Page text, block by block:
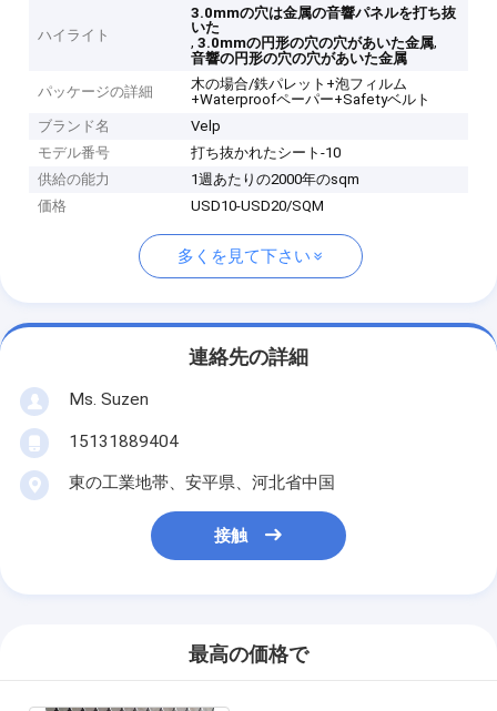
ハイライト
3.0mmの穴は金属の音響パネルを打ち抜
いた
,3.0mmの円形の穴の穴があいた金属,
音響の円形の穴の穴があいた金属
パッケージの詳細
木の場合/鉄パレット+泡フィルム
+Waterproofペーパー+Safetyベルト
ブランド名
Velp
モデル番号
打ち抜かれたシート-10
供給の能力
1週あたりの2000年のsqm
価格
USD10-USD20/SQM
多くを見て下さい
連絡先の詳細
Ms. Suzen
15131889404
東の工業地帯、安平県、河北省中国
接触
最高の価格で